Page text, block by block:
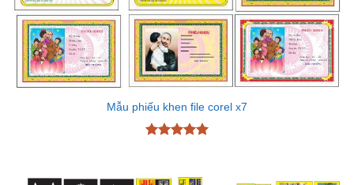
Mẫu phiếu khen file corel x7